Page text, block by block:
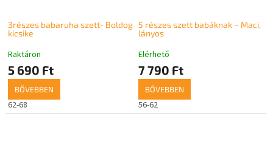
3részes babaruha szett- Boldog
kicsike
Raktáron
5 690 Ft
BŐVEBBEN
62-68
5 részes szett babáknak – Maci,
lányos
Elérhető
7 790 Ft
BŐVEBBEN
56-62